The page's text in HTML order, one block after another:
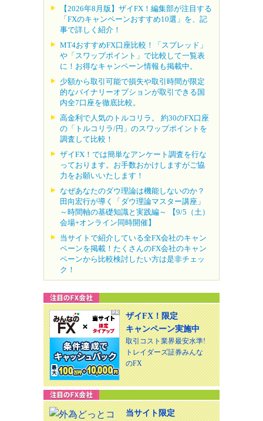
【2026年8月版】ザイFX！編集部が注目する
「FXのキャンペーンおすすめ10選」を、記
事で詳しく紹介！
MT4おすすめFX口座比較！「スプレッド」
や「スワップポイント」で比較して一覧表
に！お得なキャンペーン情報も掲載中。
少額から取引可能で損失や取引時間が限定
的なバイナリーオプションが取引できる国
内全7口座を徹底比較。
高金利で人気のトルコリラ。 約30のFX口座
の「トルコリラ/円」のスワップポイントを
調査して比較！
ザイFX！では簡単なアンケート調査を行な
っております。お手数おかけしますがご協
力をお願いいたします！
なぜあなたのダウ理論は機能しないのか？
田向宏行が導く「ダウ理論マスター講座」
～時間軸の基礎知識と実践編～ 【9/5（土）
会場+オンライン同時開催】
当サイトで紹介している全FX会社のキャン
ペーンを掲載！たくさんのFX会社のキャン
ペーンから比較検討したい方は是非チェッ
ク！
ザイFX！限定
キャンペーン実施中
取引コスト業界最安水準!
トレイダーズ証券みんな
のFX
当サイト限定